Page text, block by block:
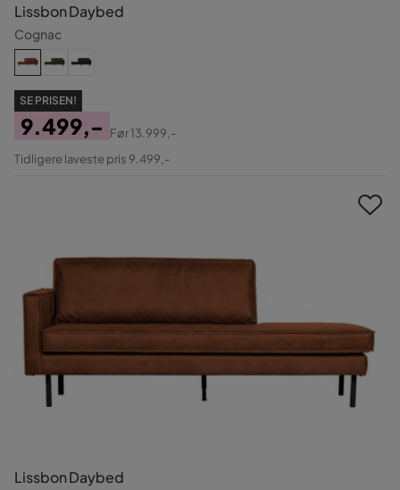
Lissbon Daybed
Cognac
SE PRISEN!
Pris
9.499,-
Original
Før13.999,-
Tidligere laveste pris 9.499,-
Lissbon Daybed